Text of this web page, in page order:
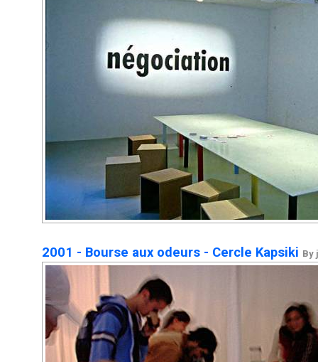
2001 - Bourse aux odeurs - Cercle Kapsiki By